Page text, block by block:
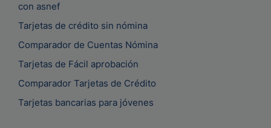
con asnef
Tarjetas de crédito sin nómina
Comparador de Cuentas Nómina
Tarjetas de Fácil aprobación
Comparador Tarjetas de Crédito
Tarjetas bancarias para jóvenes